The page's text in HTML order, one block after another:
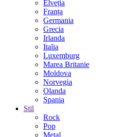
Elveția
Franța
Germania
Grecia
Irlanda
Italia
Luxemburg
Marea Britanie
Moldova
Norvegia
Olanda
Spania
Stil
Rock
Pop
Metal